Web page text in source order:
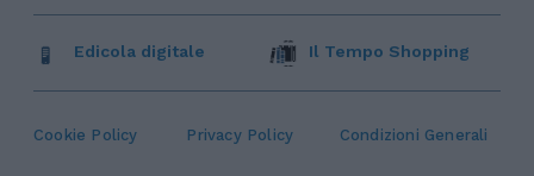
Cookie Policy Privacy Policy Condizioni Generali
Edicola digitale Il Tempo Shopping